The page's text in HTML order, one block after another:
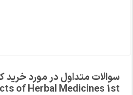
of Herbal Medicines 1st